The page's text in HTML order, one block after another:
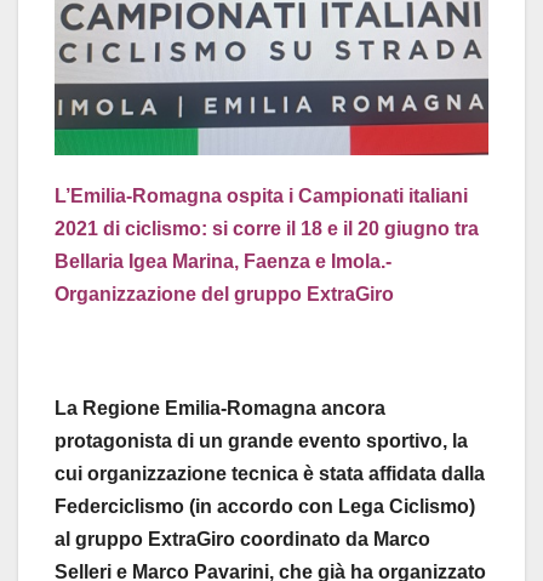
L’Emilia-Romagna ospita i Campionati italiani
2021 di ciclismo: si corre il 18 e il 20 giugno tra
Bellaria Igea Marina, Faenza e Imola.-
Organizzazione del gruppo ExtraGiro
La Regione Emilia-Romagna ancora
protagonista di un grande evento sportivo, la
cui organizzazione tecnica è stata affidata dalla
Federciclismo (in accordo con Lega Ciclismo)
al gruppo ExtraGiro coordinato da Marco
Selleri e Marco Pavarini, che già ha organizzato